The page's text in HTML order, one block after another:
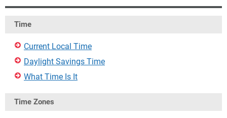
Time
Current Local Time
Daylight Savings Time
What Time Is It
Time Zones